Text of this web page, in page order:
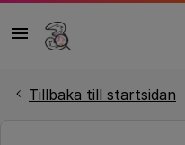
Tillbaka till startsidan